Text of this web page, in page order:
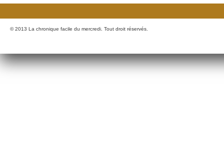
© 2013 La chronique facile du mercredi. Tout droit réservés.